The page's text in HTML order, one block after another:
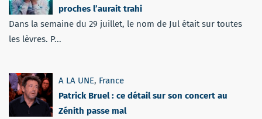
proches l’aurait trahi
Dans la semaine du 29 juillet, le nom de Jul était sur toutes
les lèvres. P...
A LA UNE, France
Patrick Bruel : ce détail sur son concert au
Zénith passe mal